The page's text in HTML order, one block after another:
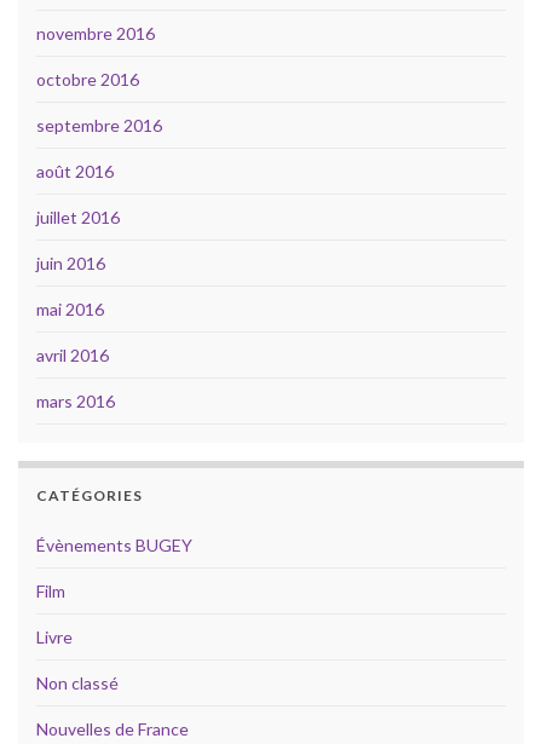
novembre 2016
octobre 2016
septembre 2016
août 2016
juillet 2016
juin 2016
mai 2016
avril 2016
mars 2016
CATÉGORIES
Évènements BUGEY
Film
Livre
Non classé
Nouvelles de France